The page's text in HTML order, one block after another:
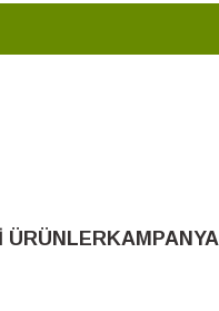
ÜRÜNLER